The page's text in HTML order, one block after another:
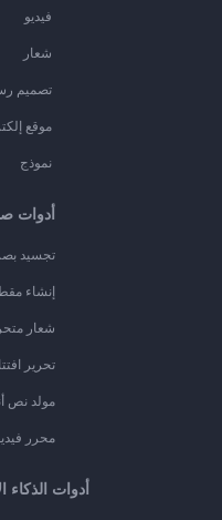
فيديو
شعار
تصميم
موقع
نموذج
أدوات
تجسيد
إنشاء
شعار
تحرير
مولد نص
محرر
أدوات الذكاء